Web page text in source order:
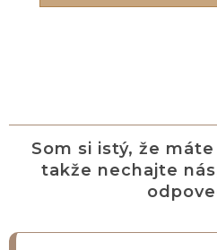
Som si istý, že
takže nechajte